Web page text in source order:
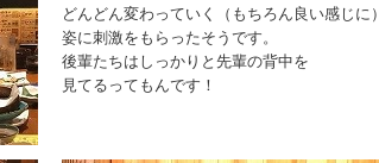
どんどん変わっていく（もちろん良い感じに）
姿に刺激をもらったそうです。
後輩たちはしっかりと先輩の背中を
見てるってもんです！